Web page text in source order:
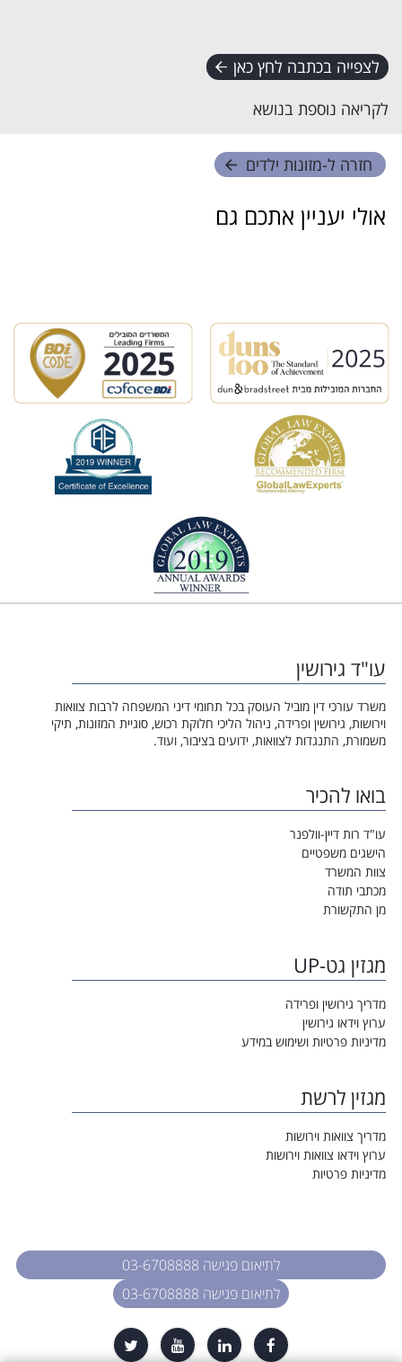
לצפייה בכתבה לחץ כאן
לקריאה נוספת בנושא
חזרה ל-מזונות ילדים
אולי יעניין אתכם גם
עו"ד גירושין
משרד עורכי דין מוביל העוסק בכל תחומי דיני המשפחה לרבות צוואות
וירושות, גירושין ופרידה, ניהול הליכי חלוקת רכוש, סוגיית המזונות, תיקי
משמורת, התנגדות לצוואות, ידועים בציבור, ועוד.
בואו להכיר
עו"ד רות דיין-וולפנר
הישגים משפטיים
צוות המשרד
מכתבי תודה
מן התקשורת
מגזין גט-UP
מדריך גירושין ופרידה
ערוץ וידאו גירושין
מדיניות פרטיות ושימוש במידע
מגזין לרשת
מדריך צוואות וירושות
ערוץ וידאו צוואות וירושות
מדיניות פרטיות
לתיאום פגישה 03-6708888
לתיאום פגישה 03-6708888